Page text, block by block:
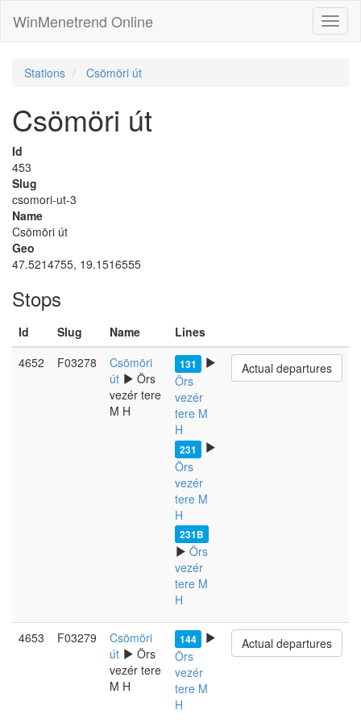
WinMenetrend Online
Stations Csömöri út
Csömöri út
Id
453
Slug
csomori-ut-3
Name
Csömöri út
Geo
47.5214755, 19.1516555
Stops
Id Slug Name
Lines
4652
F03278
Csömöri
út
Örs
vezér tere
M H
131
Örs
vezér
tere M
H
231
Örs
vezér
tere M
H
231B
Örs
vezér
tere M
H
Actual departures
4653 F03279
Csömöri
út
Örs
vezér tere
M H
144
Örs
vezér
tere M
H
Actual departures